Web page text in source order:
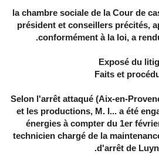
la chambre sociale de la Cour de
président et conseillers précités,
conformément à la loi, a
Exposé du
Faits et
1. Selon l'arrêt attaqué (Aix-en-
et les productions, M. I... a été
énergies à compter du 1er
technicien chargé de la
d'arrêt de